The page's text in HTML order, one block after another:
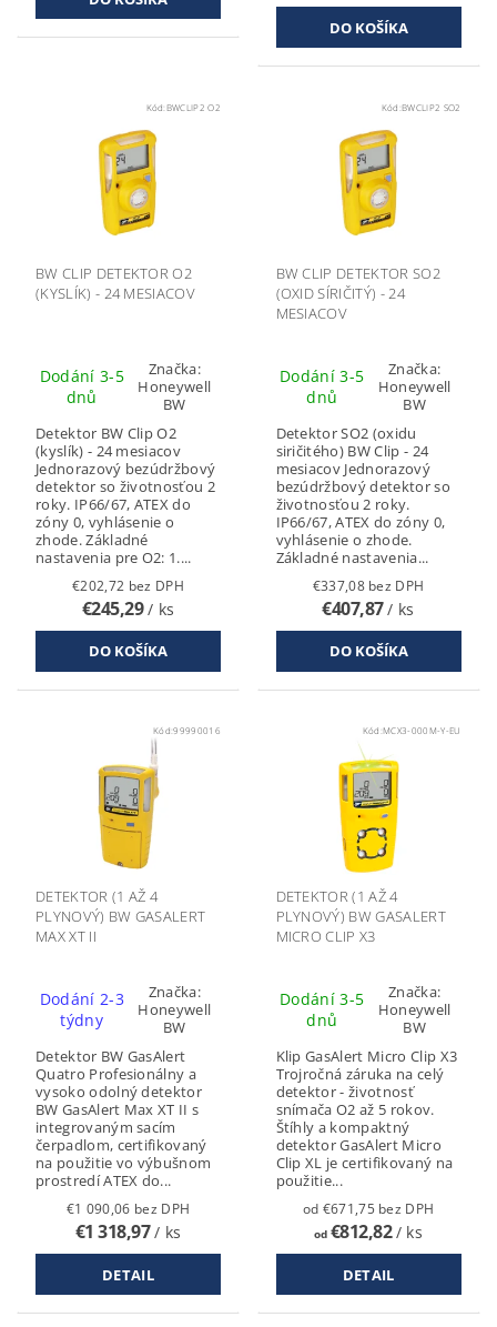
Kód: BWCLIP2 O2
BW CLIP DETEKTOR O2
(KYSLÍK) - 24 MESIACOV
Dodání 3-5
dnů
Značka:
Honeywell
BW
Detektor BW Clip O2
(kyslík) - 24 mesiacov
Jednorazový bezúdržbový
detektor so životnosťou 2
roky. IP66/67, ATEX do
zóny 0, vyhlásenie o
zhode. Základné
nastavenia pre O2: 1....
€202,72 bez DPH
€245,29/ ks
Kód: BWCLIP2 SO2
BW CLIP DETEKTOR SO2
(OXID SÍRIČITÝ) - 24
MESIACOV
Dodání 3-5
dnů
Značka:
Honeywell
BW
Detektor SO2 (oxidu
siričitého) BW Clip - 24
mesiacov Jednorazový
bezúdržbový detektor so
životnosťou 2 roky.
IP66/67, ATEX do zóny 0,
vyhlásenie o zhode.
Základné nastavenia...
€337,08 bez DPH
€407,87/ ks
Kód:99990016
DETEKTOR (1 AŽ 4
PLYNOVÝ) BW GASALERT
MAX XT II
Dodání 2-3
týdny
Značka:
Honeywell
BW
Detektor BW GasAlert
Quatro Profesionálny a
vysoko odolný detektor
BW GasAlert Max XT II s
integrovaným sacím
čerpadlom, certifikovaný
na použitie vo výbušnom
prostredí ATEX do...
€1 090,06 bez DPH
€1 318,97/ ks
DETAIL
Kód:MCX3-000M-Y-EU
DETEKTOR (1 AŽ 4
PLYNOVÝ) BW GASALERT
MICRO CLIP X3
Dodání 3-5
dnů
Značka:
Honeywell
BW
Klip GasAlert Micro Clip X3
Trojročná záruka na celý
detektor - životnosť
snímača O2 až 5 rokov.
Štíhly a kompaktný
detektor GasAlert Micro
Clip XL je certifikovaný na
použitie...
od €671,75 bez DPH
od€812,82/ ks
DETAIL